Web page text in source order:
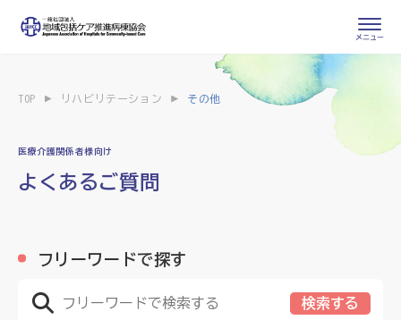
入会申し込み
会員の登録情報
変更・退会
会員の皆様
地域包括ケア病棟・地域包括医療病棟とは
TOP リハビリテーション その他
医療介護関係者様向け
よくあるご質問
フリーワードで探す
検索する